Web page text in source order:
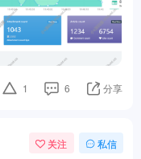
1 6 分享
关注 私信